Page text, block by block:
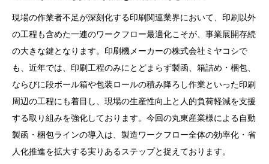
現場の作業者不足が深刻化する印刷関連業界において、印刷以外
の工程も含めた一連のワークフロー最適化こそが、事業展開存続
の大きな鍵となります。印刷機メーカーの株式会社ミヤコシで
も、近年では、印刷工程のみにとどまらず製函、箱詰め・梱包、
ならびに段ボール箱や包装ロールの積み降ろし作業といった印刷
周辺の工程にも着目し、現場の生産性向上と人的負荷軽減を支援
する取り組みを強化しております。今回の丸東産業様による自動
製函・梱包ラインの導入は、製造ワークフロー全体の効率化・省
人化推進を拡大する実りあるステップと捉えております。